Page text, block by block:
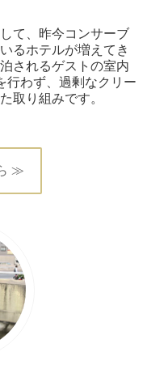
て、昨今コンサーブ
るホテルが増えてき
されるゲストの室内
行わず、過剰なクリー
取り組みです。
≫